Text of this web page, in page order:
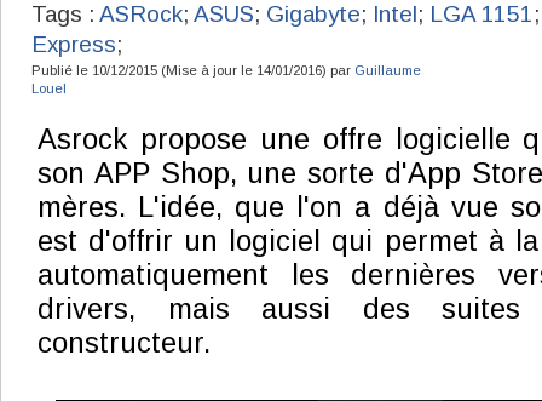
Tags : ASRock; ASUS; Gigabyte; Intel; LGA 1151
Express;
Publié le 10/12/2015 (Mise à jour le 14/01/2016) par Guillaume
Louel
Asrock propose une offre logicielle
son APP Shop, une sorte d'App
mères. L'idée, que l'on a déjà vue
est d'offrir un logiciel qui permet à
automatiquement les dernières
drivers, mais aussi des suites
constructeur.